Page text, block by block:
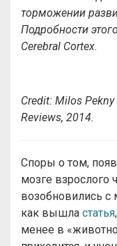
торможении
Подробности этого
Cerebral Cortex.
Credit: Milos
Reviews, 2014.
Споры о том,
мозге взрослого
возобновились с
как вышла статья
менее в